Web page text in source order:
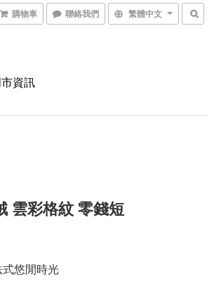
購物車 聯絡我們 繁體中文
資訊
雲彩格紋 零錢短
悠閒時光